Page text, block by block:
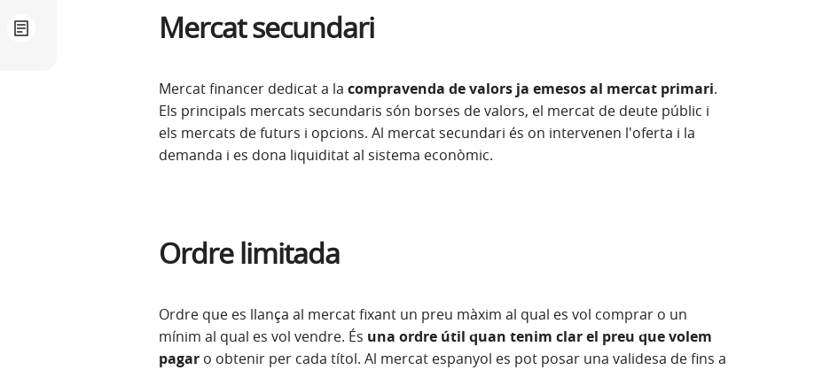
Mercat secundari
Mercat financer dedicat a la compravenda de valors ja emesos al mercat primari.
Els principals mercats secundaris són borses de valors, el mercat de deute públic i
els mercats de futurs i opcions. Al mercat secundari és on intervenen l'oferta i la
demanda i es dona liquiditat al sistema econòmic.
Ordre limitada
Ordre que es llança al mercat fixant un preu màxim al qual es vol comprar o un
mínim al qual es vol vendre. És una ordre útil quan tenim clar el preu que volem
pagaro obtenir per cada títol. Al mercat espanyol es pot posar una validesa de fins a